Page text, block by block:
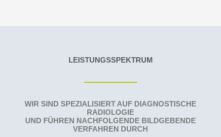
LEISTUNGSSPEKTRUM
WIR SIND SPEZIALISIERT AUF DIAGNOSTISCHE
RADIOLOGIE
UND FÜHREN NACHFOLGENDE BILDGEBENDE
VERFAHREN DURCH